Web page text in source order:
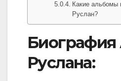
Какие альбомы
Руслан?
Биография
Руслана: